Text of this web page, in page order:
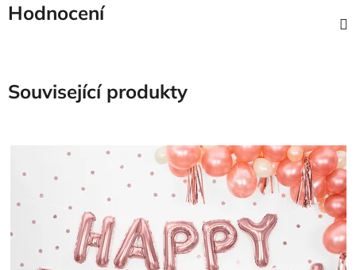
Hodnocení
Související produkty